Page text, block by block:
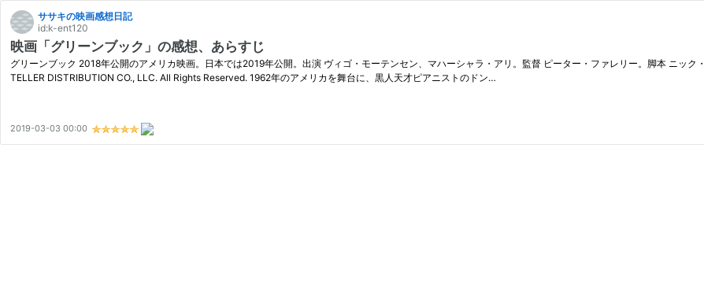
ササキの映画感想日記
id:k-ent120
映画「グリーンブック」の感想、あらすじ
グリーンブック 2018年公開のアメリカ映画。日本では2019年公開。出演 ヴィゴ・モーテンセン、マハーシャラ・アリ。監督 ピーター・ファレリー。脚本 ニッ
TELLER DISTRIBUTION CO., LLC. All Rights Reserved. 1962年のアメリカを舞台に、黒人天才ピアニストのドン…
2019-03-03 00:00